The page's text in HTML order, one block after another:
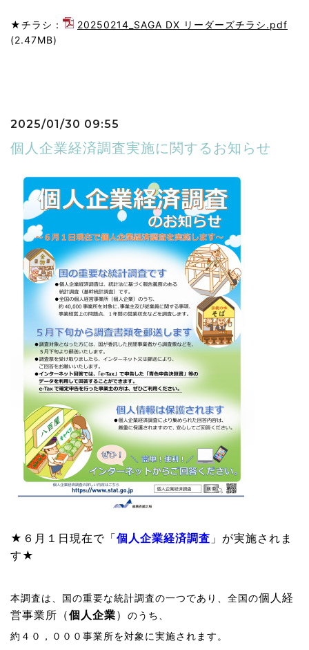
★チラシ：
20250214_SAGA DX リーダーズチラシ.pdf
(2.47MB)
2025/01/30 09:55
個人企業経済調査実施に関するお知らせ
★６月１日現在で「個人企業経済調査 」が実施されま
す★
本調査は、国の重要な統計調査の一つであり、全国の個人経
営事業所（個人企業） のうち、
約４０，０００事業所を対象に実施されます。